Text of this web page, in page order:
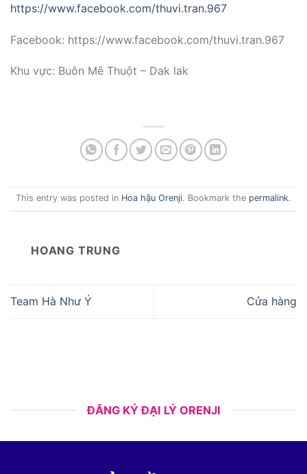
https://www.facebook.com/thuvi.tran.967
Facebook: https://www.facebook.com/thuvi.tran.967
Khu vực: Buôn Mê Thuột – Dak lak
This entry was posted in Hoa hậu Orenji. Bookmark the permalink.
HOANG TRUNG
Team Hà Như Ý Cửa hàng
ĐĂNG KÝ ĐẠI LÝ ORENJI